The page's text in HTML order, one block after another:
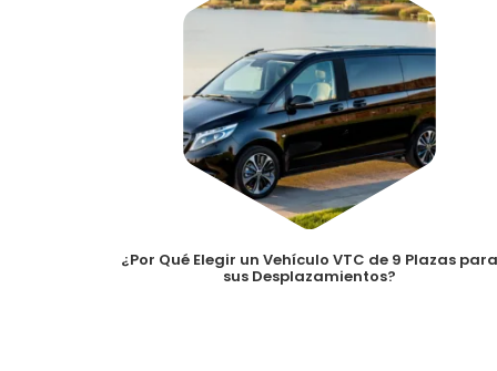
¿Por Qué Elegir un Vehículo VTC de 9 Plazas para
sus Desplazamientos?